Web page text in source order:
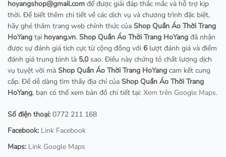
hoyangshop@gmail.com để được giải đáp thắc mắc và hỗ trợ kịp
thời. Để biết thêm chi tiết về các dịch vụ và chương trình đặc biệt,
hãy ghé thăm trang web chính thức của Shop Quần Áo Thời Trang
HoYang tại hoyang.vn. Shop Quần Áo Thời Trang HoYang đã nhận
được sự đánh giá tích cực từ cộng đồng với 6lượt đánh giá và điểm
đánh giá trung bình là 5,0sao. Điều này chứng tỏ chất lượng dịch
vụ tuyệt vời mà Shop Quần Áo Thời Trang HoYang cam kết cung
cấp. Để dễ dàng tìm thấy địa chỉ của Shop Quần Áo Thời Trang
HoYang, bạn có thể xem bản đồ chi tiết tại: Xem trên Google Maps.
Số điện thoại: 0772 211 168
Facebook: Link Facebook
Maps: Link Google Maps